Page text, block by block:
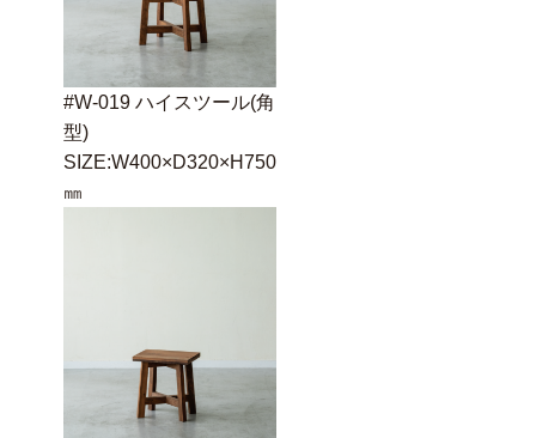
#W-019 ハイスツール(角
型)
SIZE:W400×D320×H750
㎜